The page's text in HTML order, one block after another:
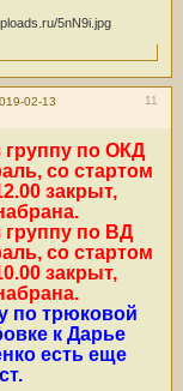
11
02-13
группу по ОКД
со стартом
закрыт,
группу по ВД
со стартом
закрыт,
по трюковой
к Дарье
есть еще